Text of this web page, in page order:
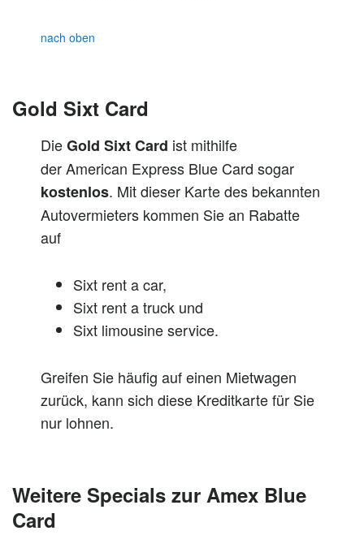
nach oben
Gold Sixt Card
DieGold Sixt Card ist mithilfe
der American Express Blue Card sogar
kostenlos. Mit dieser Karte des bekannten
Autovermieters kommen Sie an Rabatte
auf
Sixt rent a car,
Sixt rent a truck und
Sixt limousine service.
Greifen Sie häufig auf einen Mietwagen
zurück, kann sich diese Kreditkarte für Sie
nur lohnen.
Weitere Specials zur Amex Blue
Card